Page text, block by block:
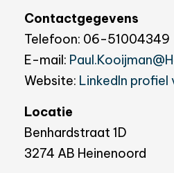
Contactgegevens
Telefoon: 06-51004349
E-mail:
Website: LinkedIn profiel
Locatie
Benhardstraat 1D
3274 AB Heinenoord